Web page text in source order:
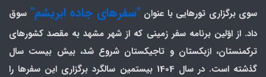
سوی برگزاری تورهایی با عنوان "سفرهای جاده ابریشم" سوق
داد. از اوّلین برنامه سفر زمینی که از شهر مشهد به مقصد کشورهای
ترکمنستان، ازبکستان و تاجیکستان شروع شد، بیش بیست سال
گذشته است. در سال 1404 بیستمین سالگرد برگزاری این سفرها را